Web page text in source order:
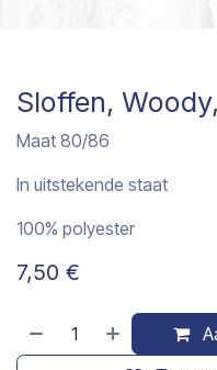
Sloffen,
Maat 80/86
In uitstekende staat
100% polyester
7,50 €